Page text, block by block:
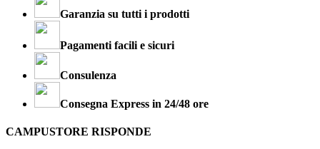
Garanzia su tutti i prodotti
Pagamenti facili e sicuri
Consulenza
Consegna Express in 24/48 ore
CAMPUSTORE RISPONDE